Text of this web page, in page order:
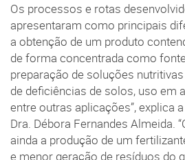
Os processos e rotas
apresentaram como principais
a obtenção de um produto
de forma concentrada como
preparação de soluções
de deficiências de solos, uso em
entre outras aplicações”, explica
Dra. Débora Fernandes Almeida.
ainda a produção de um
e menor geração de resíduos do